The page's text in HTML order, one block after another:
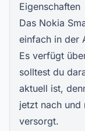
Eigenschaften
Das Nokia
einfach in der
Es verfügt
solltest du
aktuell ist,
jetzt nach und
versorgt.